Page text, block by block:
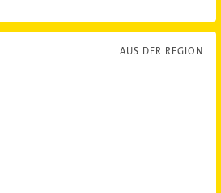
AUS DER REGION